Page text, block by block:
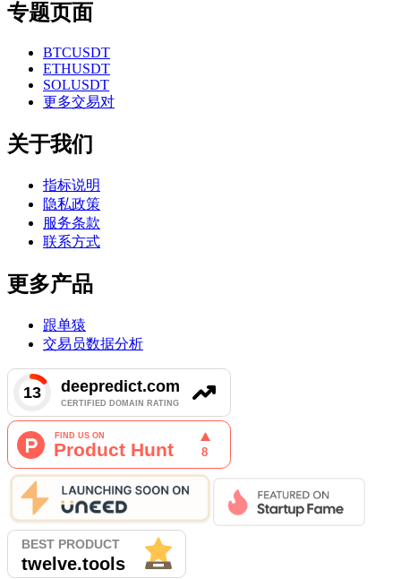
专题页面
BTCUSDT
ETHUSDT
SOLUSDT
更多交易对
关于我们
指标说明
隐私政策
服务条款
联系方式
更多产品
跟单猿
交易员数据分析